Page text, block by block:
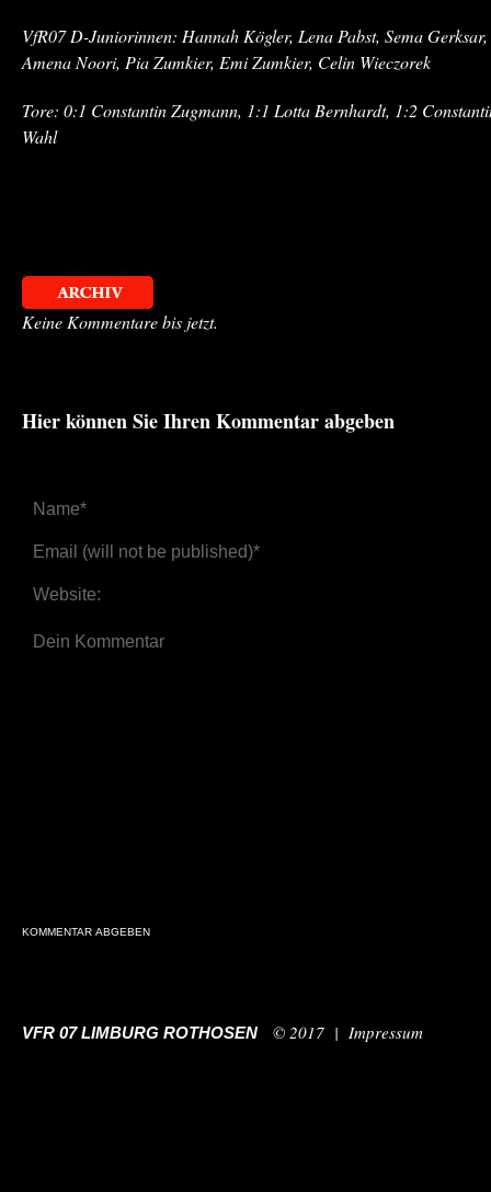
VfR07 D-Juniorinnen: Hannah Kögler, Lena Pabst, Sema
Amena Noori, Pia Zumkier, Emi Zumkier, Celin Wieczorek
Tore: 0:1 Constantin Zugmann, 1:1 Lotta Bernhardt, 1:2
Wahl
Keine Kommentare bis jetzt.
Hier können Sie Ihren Kommentar abgeben
VFR 07 LIMBURG ROTHOSEN © 2017 | Impressum